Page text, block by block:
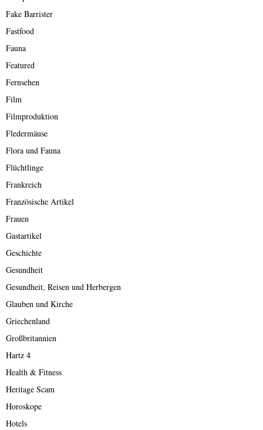
Fake Barrister
Fastfood
Fauna
Featured
Fernsehen
Film
Filmproduktion
Fledermäuse
Flora und Fauna
Flüchtlinge
Frankreich
Französische Artikel
Frauen
Gastartikel
Geschichte
Gesundheit
Gesundheit, Reisen und Herbergen
Glauben und Kirche
Griechenland
Großbritannien
Hartz 4
Health & Fitness
Heritage Scam
Horoskope
Hotels